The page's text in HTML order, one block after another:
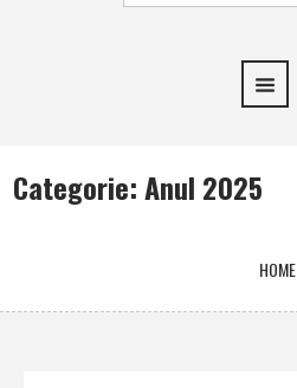
Categorie: Anul 2025
HOME